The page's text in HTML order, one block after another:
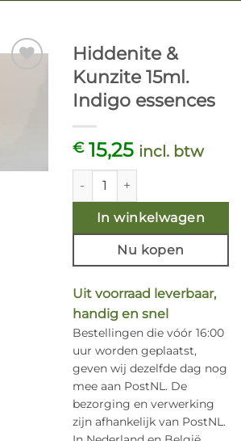
Hiddenite &
Kunzite 15ml.
Indigo essences
€15,25 incl. btw
Hiddenite & Kunzite 15ml.
In winkelwagen
Nu kopen
Uit voorraad leverbaar,
handig en snel
Bestellingen die vóór 16:00
uur worden geplaatst,
geven wij dezelfde dag nog
mee aan PostNL. De
bezorging en verwerking
zijn afhankelijk van PostNL.